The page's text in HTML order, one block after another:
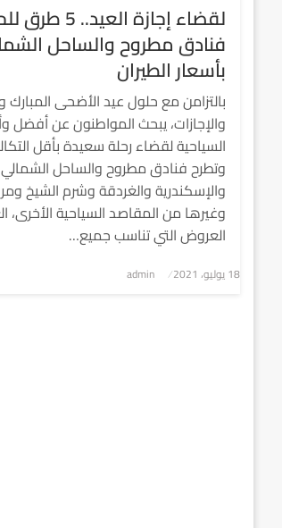
​​لقضاء إجازة
فنادق مطروح والساحل
بأسعار الطيران
بالتزامن مع حلول عيد الأضحى المبارك
والإجازات، يبحث المواطنون عن أفضل
السياحية لقضاء رحلة سعيدة بأقل
وتطرح فنادق مطروح والساحل
والإسكندرية والغردقة وشرم الشيخ
وغيرها من المقاصد السياحية الأخرى،
العروض التي تناسب جميع…
نُشر
18 يوليو، 2021 admin